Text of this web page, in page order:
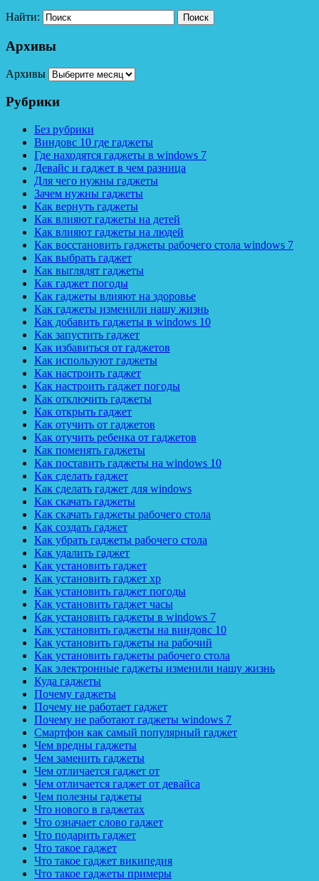
Найти:
Архивы
Архивы
Рубрики
Без рубрики
Виндовс 10 где гаджеты
Где находятся гаджеты в windows 7
Девайс и гаджет в чем разница
Для чего нужны гаджеты
Зачем нужны гаджеты
Как вернуть гаджеты
Как влияют гаджеты на детей
Как влияют гаджеты на людей
Как восстановить гаджеты рабочего стола windows 7
Как выбрать гаджет
Как выглядят гаджеты
Как гаджет погоды
Как гаджеты влияют на здоровье
Как гаджеты изменили нашу жизнь
Как добавить гаджеты в windows 10
Как запустить гаджет
Как избавиться от гаджетов
Как используют гаджеты
Как настроить гаджет
Как настроить гаджет погоды
Как отключить гаджеты
Как открыть гаджет
Как отучить от гаджетов
Как отучить ребенка от гаджетов
Как поменять гаджеты
Как поставить гаджеты на windows 10
Как сделать гаджет
Как сделать гаджет для windows
Как скачать гаджеты
Как скачать гаджеты рабочего стола
Как создать гаджет
Как убрать гаджеты рабочего стола
Как удалить гаджет
Как установить гаджет
Как установить гаджет xp
Как установить гаджет погоды
Как установить гаджет часы
Как установить гаджеты в windows 7
Как установить гаджеты на виндовс 10
Как установить гаджеты на рабочий
Как установить гаджеты рабочего стола
Как электронные гаджеты изменили нашу жизнь
Куда гаджеты
Почему гаджеты
Почему не работает гаджет
Почему не работают гаджеты windows 7
Смартфон как самый популярный гаджет
Чем вредны гаджеты
Чем заменить гаджеты
Чем отличается гаджет от
Чем отличается гаджет от девайса
Чем полезны гаджеты
Что нового в гаджетах
Что означает слово гаджет
Что подарить гаджет
Что такое гаджет
Что такое гаджет википедия
Что такое гаджеты примеры